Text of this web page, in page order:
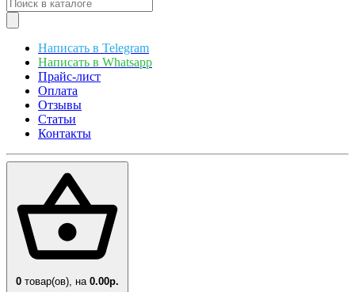
Написать в Telegram
Написать в Whatsapp
Прайс-лист
Оплата
Отзывы
Статьи
Контакты
0 товар(ов), на 0.00р.